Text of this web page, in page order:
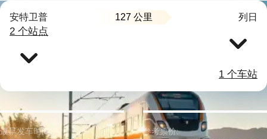
安特卫普 127 公里 列日
2 个站点
1 个车站
最早发车时间: 参考票价: